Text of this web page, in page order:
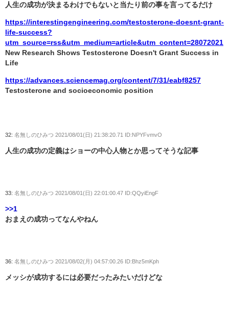
人生の成功が決まるわけでもないと当たり前の事を言ってるだけ
https://interestingengineering.com/testosterone-doesnt-grant-
life-success?
utm_source=rss&utm_medium=article&utm_content=28072021
New Research Shows Testosterone Doesn't Grant Success in
Life
https://advances.sciencemag.org/content/7/31/eabf8257
Testosterone and socioeconomic position
32: 名無しのひみつ 2021/08/01(日) 21:38:20.71 ID:NPYFvmvO
人生の成功の定義はショーの中心人物とか思ってそうな記事
33: 名無しのひみつ 2021/08/01(日) 22:01:00.47 ID:QQyiEngF
>>1
おまえの成功ってなんやねん
36: 名無しのひみつ 2021/08/02(月) 04:57:00.26 ID:Bhz5mKph
メッシが成功するには必要だったみたいだけどな